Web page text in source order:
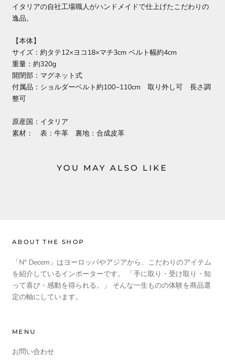
イタリアの自社工場職人がハンドメイドで仕上げたこだわりの
逸品。
【本体】
サイズ：約タテ12×ヨコ18×マチ3cm ベルト幅約4cm
重量：約320g
開閉部：マグネット式
付属品：ショルダーベルト約100~110cm 取り外し可 長さ調
整可
原産国：イタリア
素材： 表：牛革 裏地：合成皮革
YOU MAY ALSO LIKE
ABOUT THE SHOP
「N° Decem」はヨーロッパやアジアから、こだわりのアイテム
を紹介しているインポーターです。 「手に取り・受け取り・知
って喜び・感動を得られる。」 そんな一生ものの体験を商品選
定の軸にしています。
MENU
お問い合わせ